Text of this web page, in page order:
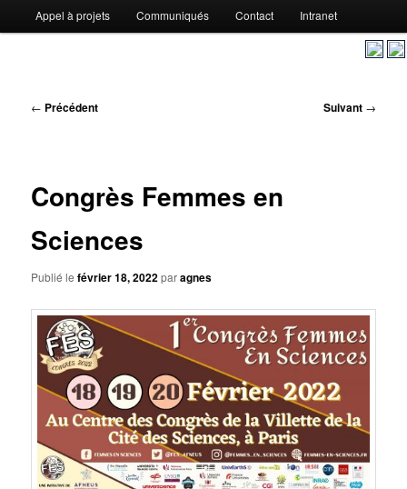
au
principal
Appel à projets Communiqués Contact Intranet
Navigation
← Précédent Suivant →
Congrès Femmes en
Sciences
Publié lefévrier 18, 2022paragnes